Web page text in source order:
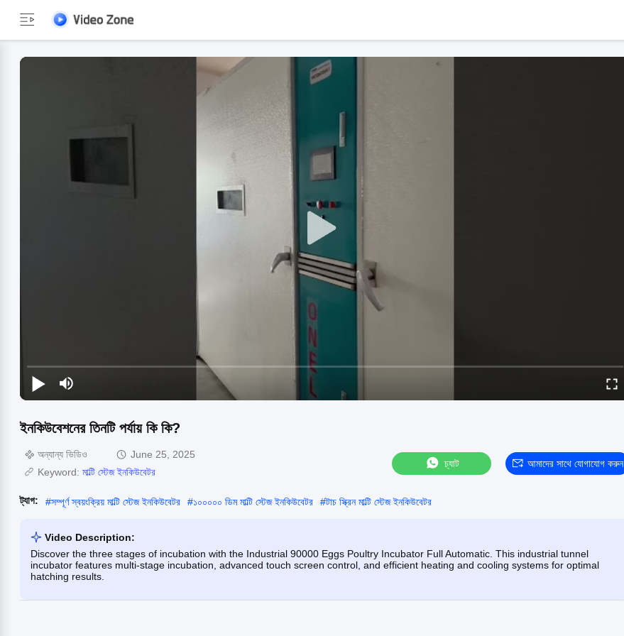
ইনকিউবেশনের তিনটি পর্যায় কি কি?
অন্যান্য ভিডিও
June 25, 2025
Keyword: মাল্টি স্টেজ ইনকিউবেটর
চ্যাট আমাদের সাথে যোগাযোগ করুন
ট্যাগ: #সম্পূর্ণ স্বয়ংক্রিয় মাল্টি স্টেজ ইনকিউবেটর #১০০০০০ ডিম মাল্টি স্টেজ ইনকিউবেটর #টাচ স্ক্রিন মাল্টি স্টেজ ইনকিউবেটর
Video Description:
Discover the three stages of incubation with the Industrial 90000 Eggs Poultry Incubator Full Automatic. This industrial tunnel
incubator features multi-stage incubation, advanced touch screen control, and efficient heating and cooling systems for optimal
hatching results.